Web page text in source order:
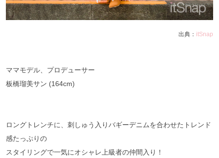
出典： itSnap
ママモデル、プロデューサー
板橋瑠美サン (164cm)
ロングトレンチに、刺しゅう入りバギーデニムを合わせたトレンド
感たっぷりの
スタイリングで一気にオシャレ上級者の仲間入り！